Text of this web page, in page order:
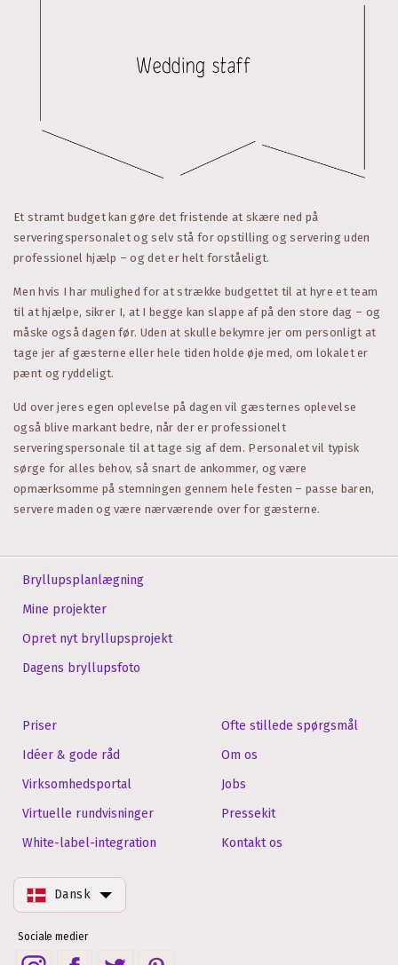
Et stramt budget kan gøre det fristende at skære ned på
serveringspersonalet og selv stå for opstilling og servering uden
professionel hjælp – og det er helt forståeligt.
Men hvis I har mulighed for at strække budgettet til at hyre et team
til at hjælpe, sikrer I, at I begge kan slappe af på den store dag – og
måske også dagen før. Uden at skulle bekymre jer om personligt at
tage jer af gæsterne eller hele tiden holde øje med, om lokalet er
pænt og ryddeligt.
Ud over jeres egen oplevelse på dagen vil gæsternes oplevelse
også blive markant bedre, når der er professionelt
serveringspersonale til at tage sig af dem. Personalet vil typisk
sørge for alles behov, så snart de ankommer, og være
opmærksomme på stemningen gennem hele festen – passe baren,
servere maden og være nærværende over for gæsterne.
Bryllupsplanlægning
Mine projekter
Opret nyt bryllupsprojekt
Dagens bryllupsfoto
Priser
Idéer & gode råd
Virksomhedsportal
Virtuelle rundvisninger
White-label-integration
Ofte stillede spørgsmål
Om os
Jobs
Pressekit
Kontakt os
Dansk
Sociale medier